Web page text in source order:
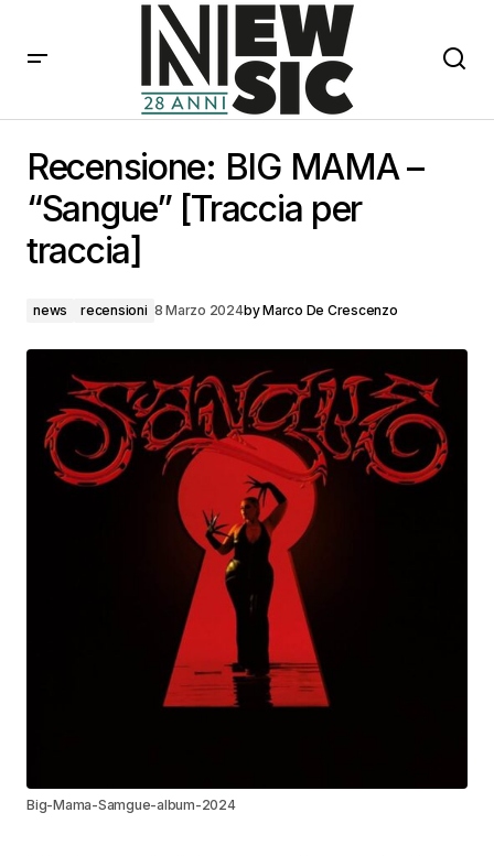
Recensione: BIG MAMA –
“Sangue” [Traccia per
traccia]
news recensioni 8 Marzo 2024byMarco De Crescenzo
Big-Mama-Samgue-album-2024